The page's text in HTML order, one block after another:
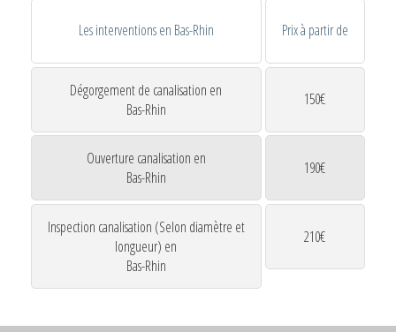
Les interventions en Bas-Rhin Prix à partir de
Dégorgement de canalisation en
Bas-Rhin
150€
Ouverture canalisation en
Bas-Rhin
190€
Inspection canalisation (Selon diamètre et
longueur) en
Bas-Rhin
210€